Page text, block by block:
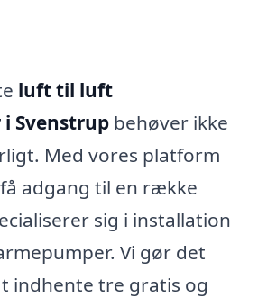
luft til luft
Svenstrup behøver ikke
Med vores platform
adgang til en række
sig i installation
Vi gør det
indhente tre gratis og